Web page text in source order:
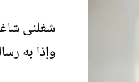
شغلني
وإذا به